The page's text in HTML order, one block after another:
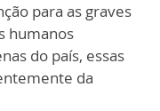
para as graves
humanos
do país, essas
da